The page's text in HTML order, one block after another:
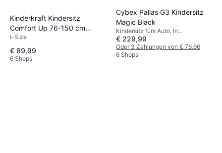
Kinderkraft Kindersitz
Comfort Up 76-150 cm
Schwarz
i-Size
€ 69,99
6 Shops
Cybex Pallas G3 Kindersitz
Magic Black
Kindersitz fürs Auto, In
Fahrtrichtung, i-Size
€ 229,99
Oder 3 Zahlungen von € 76,66
6 Shops